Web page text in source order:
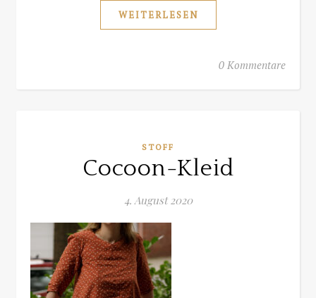
WEITERLESEN
0 Kommentare
STOFF
Cocoon-Kleid
4. August 2020